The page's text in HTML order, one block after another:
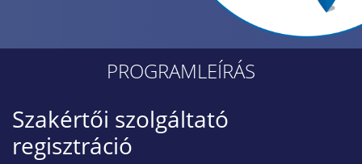
PROGRAMLEÍRÁS
Szakértői szolgáltató
regisztráció